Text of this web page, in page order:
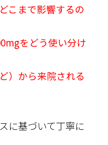
こまで影響するの
をどう使い分け
）から来院される
に基づいて丁寧に